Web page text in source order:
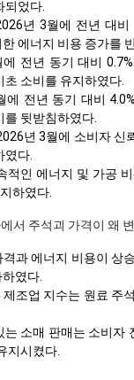
되었다.
년 3월에 전년 대비
에너지 비용 증가를
전년 동기 대비
초 소비를 유지하였다.
에 전년 동기 대비
를 뒷받침하였다.
년 3월에 소비자 신
였다.
적인 에너지 및 가공
하였다.
서 주석괴 가격이 왜
과 에너지 비용이 상
였다.
조업 지수는 원료 주
소매 판매는 소비자
지시켰다.